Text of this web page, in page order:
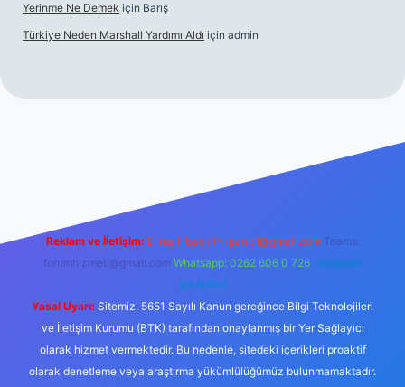
Yerinme Ne Demek için Barış
Türkiye Neden Marshall Yardımı Aldı için admin
hiltonbet yeni giriş
Reklam ve İletişim: E-mail: backlinkpaneli@gmail.com Teams:
forumhizmeti@gmail.com Whatsapp: 0262 606 0 726 Telegram:
@karabul
Yasal Uyarı: Sitemiz, 5651 Sayılı Kanun gereğince Bilgi Teknolojileri
ve İletişim Kurumu (BTK) tarafından onaylanmış bir Yer Sağlayıcı
olarak hizmet vermektedir. Bu nedenle, sitedeki içerikleri proaktif
olarak denetleme veya araştırma yükümlülüğümüz bulunmamaktadır.